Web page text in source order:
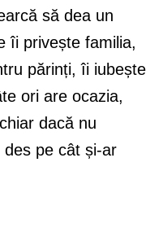
să dea un
îi privește familia,
părinți, îi iubește
ori are ocazia,
dacă nu
pe cât și-ar